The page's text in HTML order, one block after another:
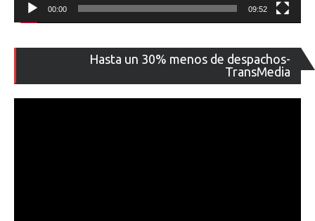
00:00 09:52
Hasta un 30% menos de despachos-
TransMedia
de